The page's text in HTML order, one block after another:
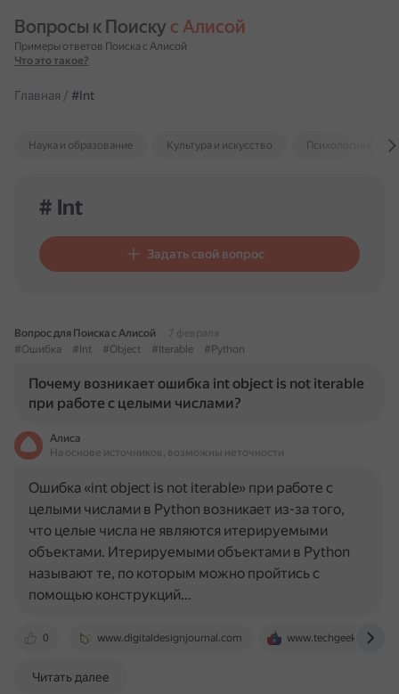
Вопросы к Поиску с Алисой
Примеры ответов Поиска с Алисой
Что это такое?
Главная / #Int
Наука и образование Культура и искусство Психология и
# Int
Задать свой вопрос
Вопрос для Поиска с Алисой
7 февраля
#Ошибка
#Int #Object #Iterable #Python
Почему возникает ошибка int object is not iterable
при работе с целыми числами?
Алиса
На основе источников, возможны неточности
0 www.digitaldesignjournal.com
Ошибка «int object is not iterable» при работе с
целыми числами в Python возникает из-за того,
что целые числа не являются итерируемыми
объектами. Итерируемыми объектами в Python
называют те, по которым можно пройтись с
помощью конструкций…
Читать далее